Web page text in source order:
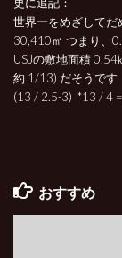
更に追記：
世界一をめざしてだ
30,410㎡ つまり、
USJの敷地面積
約 1/13) だそうです
(13 / 2.5-3) *13 / 4
おすすめ